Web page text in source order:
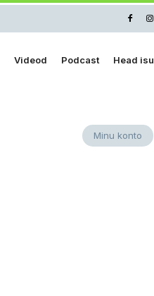
Videod Podcast Head isu
Minu konto